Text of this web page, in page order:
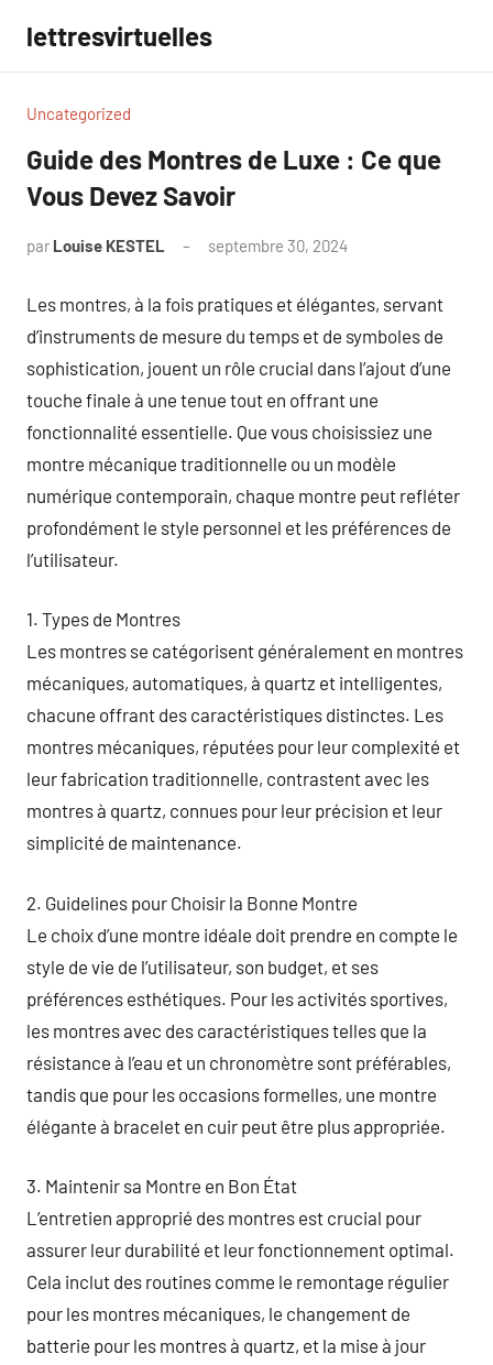
contenu
lettresvirtuelles
Uncategorized
Guide des Montres de Luxe : Ce que
Vous Devez Savoir
par Louise KESTEL septembre 30, 2024
Les montres, à la fois pratiques et élégantes, servant
d’instruments de mesure du temps et de symboles de
sophistication, jouent un rôle crucial dans l’ajout d’une
touche finale à une tenue tout en offrant une
fonctionnalité essentielle. Que vous choisissiez une
montre mécanique traditionnelle ou un modèle
numérique contemporain, chaque montre peut refléter
profondément le style personnel et les préférences de
l’utilisateur.
1. Types de Montres
Les montres se catégorisent généralement en montres
mécaniques, automatiques, à quartz et intelligentes,
chacune offrant des caractéristiques distinctes. Les
montres mécaniques, réputées pour leur complexité et
leur fabrication traditionnelle, contrastent avec les
montres à quartz, connues pour leur précision et leur
simplicité de maintenance.
2. Guidelines pour Choisir la Bonne Montre
Le choix d’une montre idéale doit prendre en compte le
style de vie de l’utilisateur, son budget, et ses
préférences esthétiques. Pour les activités sportives,
les montres avec des caractéristiques telles que la
résistance à l’eau et un chronomètre sont préférables,
tandis que pour les occasions formelles, une montre
élégante à bracelet en cuir peut être plus appropriée.
3. Maintenir sa Montre en Bon État
L’entretien approprié des montres est crucial pour
assurer leur durabilité et leur fonctionnement optimal.
Cela inclut des routines comme le remontage régulier
pour les montres mécaniques, le changement de
batterie pour les montres à quartz, et la mise à jour